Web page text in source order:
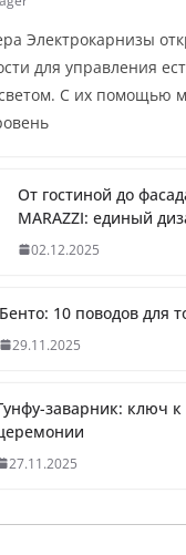
Электрокарнизы
для управления
С их помощью
От гостиной до
MARAZZI: единый
02.12.2025
Бенто: 10 поводов для
29.11.2025
заварник: ключ
27.11.2025